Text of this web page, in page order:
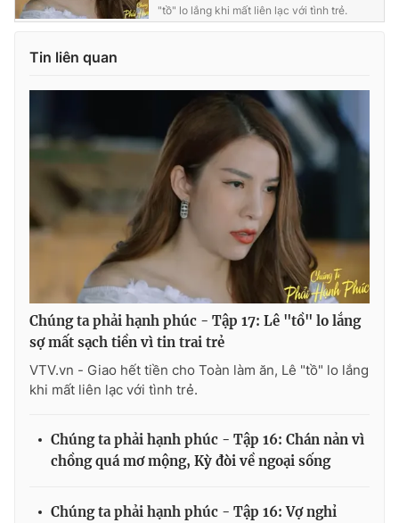
"tồ" lo lắng khi mất liên lạc với tình trẻ.
Tin liên quan
Chúng ta phải hạnh phúc - Tập 17: Lê "tồ" lo lắng
sợ mất sạch tiền vì tin trai trẻ
VTV.vn - Giao hết tiền cho Toàn làm ăn, Lê "tồ" lo lắng
khi mất liên lạc với tình trẻ.
Chúng ta phải hạnh phúc - Tập 16: Chán nản vì
chồng quá mơ mộng, Kỳ đòi về ngoại sống
Chúng ta phải hạnh phúc - Tập 16: Vợ nghỉ